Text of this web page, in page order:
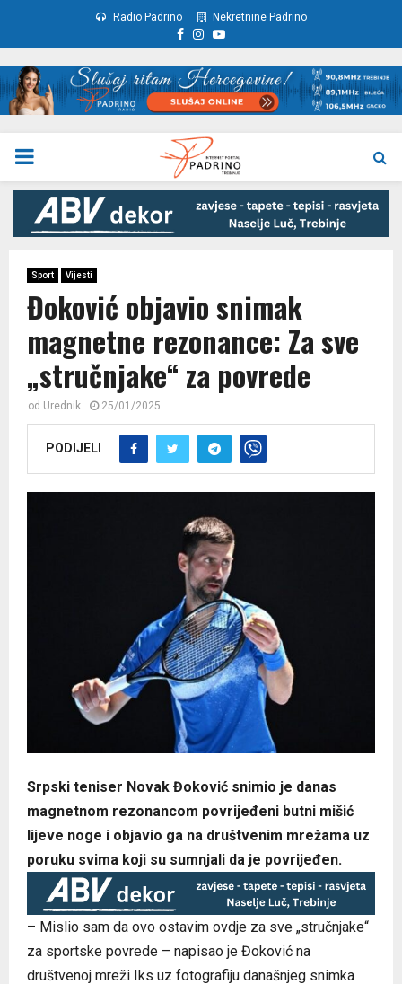
Radio Padrino Nekretnine Padrino
Facebook
Instagram
Youtube
PRIMARY
MENU
Sport Vijesti
Đoković objavio snimak
magnetne rezonance: Za sve
„stručnjake“ za povrede
od Urednik 25/01/2025
PODIJELI
Srpski teniser Novak Đoković snimio je danas
magnetnom rezonancom povrijeđeni butni mišić
lijeve noge i objavio ga na društvenim mrežama uz
poruku svima koji su sumnjali da je povrijeđen.
– Mislio sam da ovo ostavim ovdje za sve „stručnjake“
za sportske povrede – napisao je Đoković na
društvenoj mreži Iks uz fotografiju današnjeg snimka